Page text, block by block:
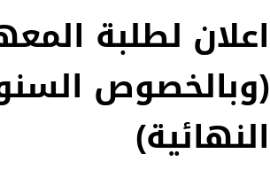
اعلان لطلبة
(وبالخصوص
النهائية)